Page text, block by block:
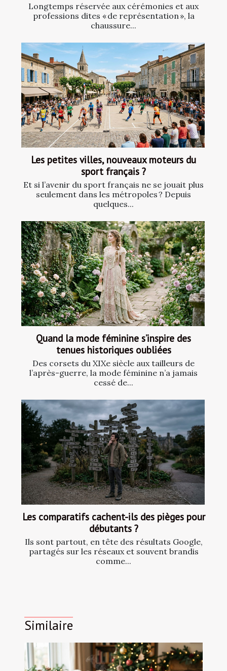
Longtemps réservée aux cérémonies et aux
professions dites « de représentation », la
chaussure...
Les petites villes, nouveaux moteurs du
sport français ?
Et si l’avenir du sport français ne se jouait plus
seulement dans les métropoles ? Depuis
quelques...
Quand la mode féminine s’inspire des
tenues historiques oubliées
Des corsets du XIXe siècle aux tailleurs de
l’après-guerre, la mode féminine n’a jamais
cessé de...
Les comparatifs cachent-ils des pièges pour
débutants ?
Ils sont partout, en tête des résultats Google,
partagés sur les réseaux et souvent brandis
comme...
Similaire